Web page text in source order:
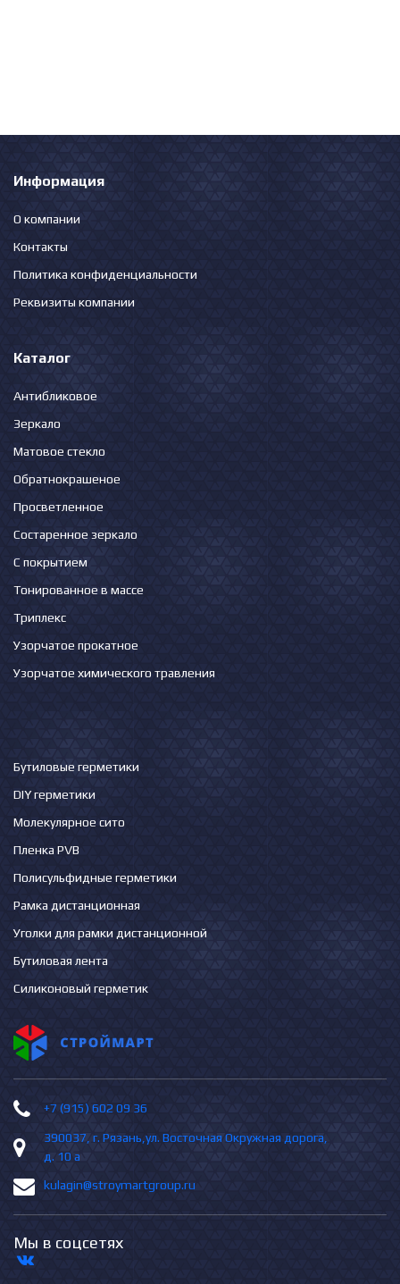
Информация
О компании
Контакты
Политика конфиденциальности
Реквизиты компании
Каталог
Антибликовое
Зеркало
Матовое стекло
Обратнокрашеное
Просветленное
Состаренное зеркало
С покрытием
Тонированное в массе
Триплекс
Узорчатое прокатное
Узорчатое химического травления
Бутиловые герметики
DIY герметики
Молекулярное сито
Пленка PVB
Полисульфидные герметики
Рамка дистанционная
Уголки для рамки дистанционной
Бутиловая лента
Силиконовый герметик
+7 (915) 602 09 36
390037, г. Рязань,ул. Восточная Окружная дорога,
д. 10 а
kulagin@stroymartgroup.ru
Мы в соцсетях